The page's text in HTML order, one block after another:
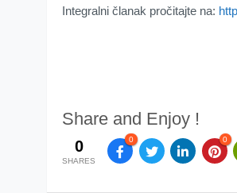
Integralni članak pročitajte na:
Share and Enjoy !
0
SHARES
0 0